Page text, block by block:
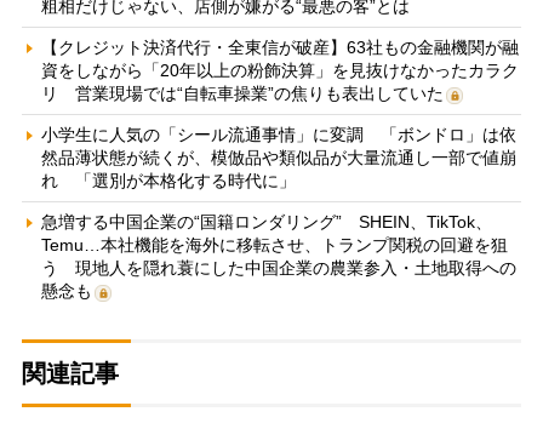
粗相だけじゃない、店側が嫌がる“最悪の客”とは
【クレジット決済代行・全東信が破産】63社もの金融機関が融
資をしながら「20年以上の粉飾決算」を見抜けなかったカラク
リ 営業現場では“自転車操業”の焦りも表出していた
小学生に人気の「シール流通事情」に変調 「ボンドロ」は依
然品薄状態が続くが、模倣品や類似品が大量流通し一部で値崩
れ 「選別が本格化する時代に」
急増する中国企業の“国籍ロンダリング” SHEIN、TikTok、
Temu…本社機能を海外に移転させ、トランプ関税の回避を狙
う 現地人を隠れ蓑にした中国企業の農業参入・土地取得への
懸念も
関連記事